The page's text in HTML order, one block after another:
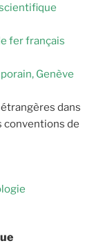
fer français
Genève
dans
conventions de